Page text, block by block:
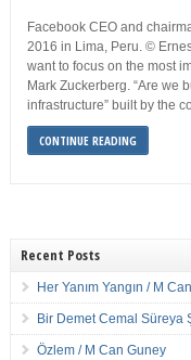
Facebook CEO and
2016 in Lima, Peru. ©
want to focus on the most
Mark Zuckerberg. “Are we
infrastructure” built by the
CONTINUE READING
Recent Posts
Her Yanım Yangın / M
Bir Demet Cemal Süreya
Özlem / M Can Guney